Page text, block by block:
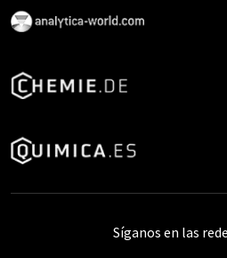
Síganos en las